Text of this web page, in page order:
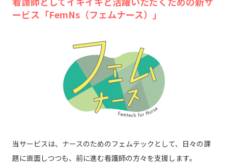
ービス「FemNs（フェムナース）」
当サービスは、ナースのためのフェムテックとして、日々の課
題に直面しつつも、前に進む看護師の方々を支援します。